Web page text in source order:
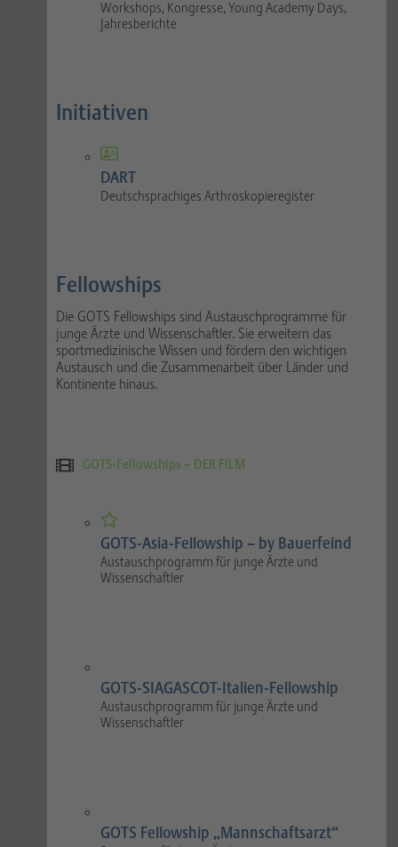
Workshops, Kongresse, Young Academy Days,
Jahresberichte
Initiativen
DART
Deutschsprachiges Arthroskopieregister
Fellowships
Die GOTS Fellowships sind Austauschprogramme für
junge Ärzte und Wissenschaftler. Sie erweitern das
sportmedizinische Wissen und fördern den wichtigen
Austausch und die Zusammenarbeit über Länder und
Kontinente hinaus.
GOTS-Fellowships – DER FILM
GOTS-Asia-Fellowship – by Bauerfeind
Austauschprogramm für junge Ärzte und
Wissenschaftler
GOTS-SIAGASCOT-Italien-Fellowship
Austauschprogramm für junge Ärzte und
Wissenschaftler
GOTS Fellowship „Mannschaftsarzt“